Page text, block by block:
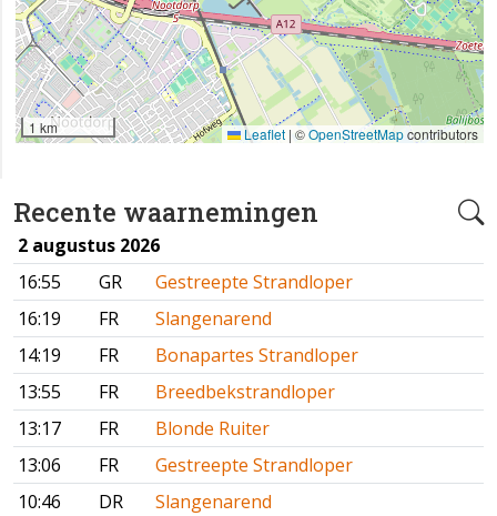
Recente waarnemingen
2 augustus 2026
16:55
GR
Gestreepte Strandloper
16:19
FR
Slangenarend
14:19
FR
Bonapartes Strandloper
13:55
FR
Breedbekstrandloper
13:17
FR
Blonde Ruiter
13:06
FR
Gestreepte Strandloper
10:46
DR
Slangenarend
1 km Leaflet | ©OpenStreetMapcontributors